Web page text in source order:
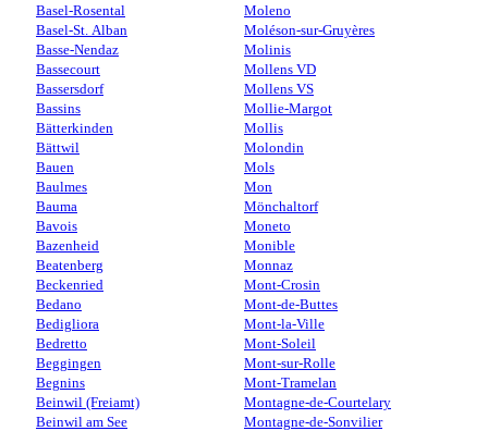
Basel-Rosental
Basel-St. Alban
Basse-Nendaz
Bassecourt
Bassersdorf
Bassins
Bätterkinden
Bättwil
Bauen
Baulmes
Bauma
Bavois
Bazenheid
Beatenberg
Beckenried
Bedano
Bedigliora
Bedretto
Beggingen
Begnins
Beinwil (Freiamt)
Beinwil am See
Moleno
Moléson-sur-Gruyères
Molinis
Mollens VD
Mollens VS
Mollie-Margot
Mollis
Molondin
Mols
Mon
Mönchaltorf
Moneto
Monible
Monnaz
Mont-Crosin
Mont-de-Buttes
Mont-la-Ville
Mont-Soleil
Mont-sur-Rolle
Mont-Tramelan
Montagne-de-Courtelary
Montagne-de-Sonvilier